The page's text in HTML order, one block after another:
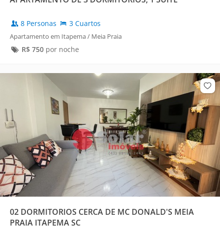
8 Personas 3 Cuartos
Apartamento em Itapema / Meia Praia
R$ 750por noche
02 DORMITORIOS CERCA DE MC DONALD'S MEIA
PRAIA ITAPEMA SC